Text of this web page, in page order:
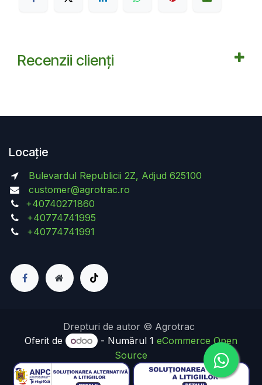
Recenzii clienți
Locație
Bulevardul Republicii 2Z, Adjud 625100
customer@agrotrac.ro
+40740271860
+40774741995
+40774741991
Drepturi de autor © Agrotrac
Oferit de
- Numărul 1 eCommerce Open
Source